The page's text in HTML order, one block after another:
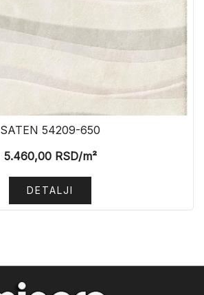
SATEN 54209-650
5.460,00RSD/m²
DETALJI